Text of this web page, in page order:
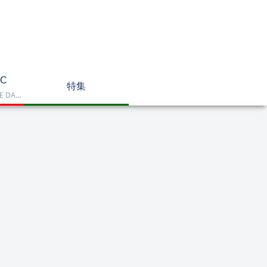
Dell OptiPlex、NEC LAVIE DA770、HP DT 24-cr2000、ASUS V470VAK、Dell 24 AIO EC24250などを掲載したデスクトップPC一覧です。一体型や整備済み品を比較しながら、用途に合うモデルを選べます。
特集